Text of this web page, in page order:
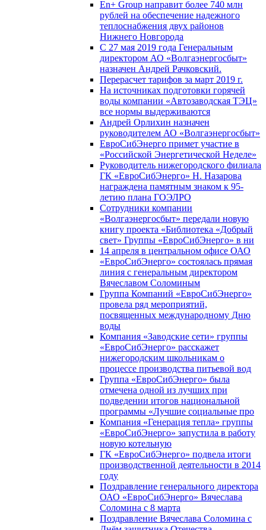
En+ Group направит более 740 млн
рублей на обеспечение надежного
теплоснабжения двух районов
Нижнего Новгорода
С 27 мая 2019 года Генеральным
директором АО «Волгаэнергосбыт»
назначен Андрей Рачковский.
Перерасчет тарифов за март 2019 г.
На источниках подготовки горячей
воды компании «Автозаводская ТЭЦ»
все нормы выдерживаются
Андрей Орлихин назначен
руководителем АО «Волгаэнергосбыт»
ЕвроСибЭнерго примет участие в
«Российской Энергетической Неделе»
Руководитель нижегородского филиала
ГК «ЕвроСибЭнерго» Н. Назарова
награждена памятным знаком к 95-
летию плана ГОЭЛРО
Сотрудники компании
«Волгаэнергосбыт» передали новую
книгу проекта «Библиотека «Добрый
свет» Группы «ЕвроСибЭнерго» в ни
14 апреля в центральном офисе ОАО
«ЕвроСибЭнерго» состоялась прямая
линия с генеральным директором
Вячеславом Соломиным
Группа Компаний «ЕвроСибЭнерго»
провела ряд мероприятий,
посвященных международному Дню
воды
Компания «Заводские сети» группы
«ЕвроСибЭнерго» расскажет
нижегородским школьникам о
процессе производства питьевой вод
Группа «ЕвроСибЭнерго» была
отмечена одной из лучших при
подведении итогов национальной
программы «Лучшие социальные про
Компания «Генерация тепла» группы
«ЕвроСибЭнерго» запустила в работу
новую котельную
ГК «ЕвроСибЭнерго» подвела итоги
производственной деятельности в 2014
году
Поздравление генерального директора
ОАО «ЕвроСибЭнерго» Вячеслава
Соломина с 8 марта
Поздравление Вячеслава Соломина с